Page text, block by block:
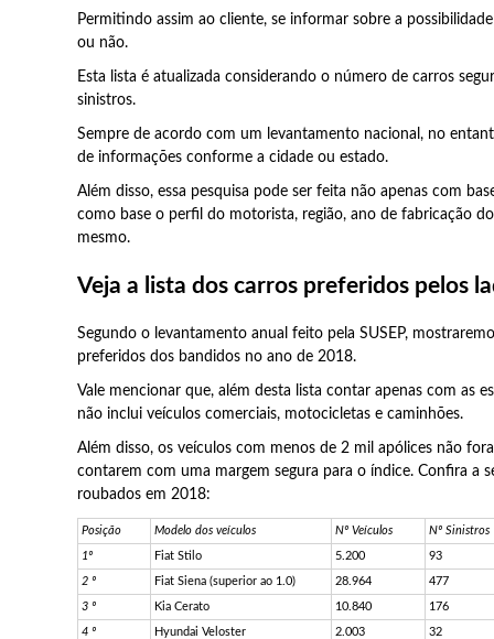
Permitindo assim ao cliente, se informar sobre a
ou não.
Esta lista é atualizada considerando o número de carros
sinistros.
Sempre de acordo com um levantamento nacional, no
de informações conforme a cidade ou estado.
Além disso, essa pesquisa pode ser feita não apenas com
como base o perfil do motorista, região, ano de fabricação
mesmo.
Veja a lista dos carros preferidos pelos
Segundo o levantamento anual feito pela SUSEP,
preferidos dos bandidos no ano de 2018.
Vale mencionar que, além desta lista contar apenas com as
não inclui veículos comerciais, motocicletas e caminhões.
Além disso, os veículos com menos de 2 mil apólices não
contarem com uma margem segura para o índice. Confira a
roubados em 2018:
Posição Modelo dos veículos Nº Veículos Nº Sinistros
1º Fiat Stilo 5.200 93
2º Fiat Siena (superior ao 1.0) 28.964 477
3º Kia Cerato 10.840 176
4º Hyundai Veloster 2.003 32